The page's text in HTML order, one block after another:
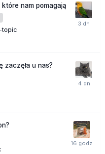
nam pomagają
topic
zaczęła u nas?